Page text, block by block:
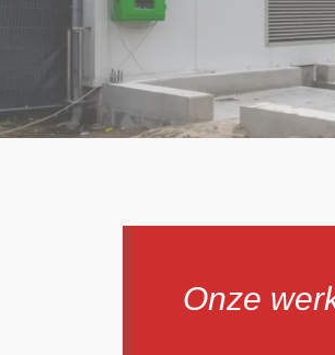
Onze